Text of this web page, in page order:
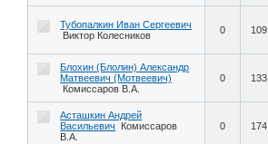
Тубопалкин Иван Сергеевич
Виктор Колесников
0 109
Блохин (Блолин) Александр
Матвеевич (Мотвеевич)
Комиссаров В.А.
0 133
Асташкин Андрей
Васильевич
Комиссаров
В.А.
0 174